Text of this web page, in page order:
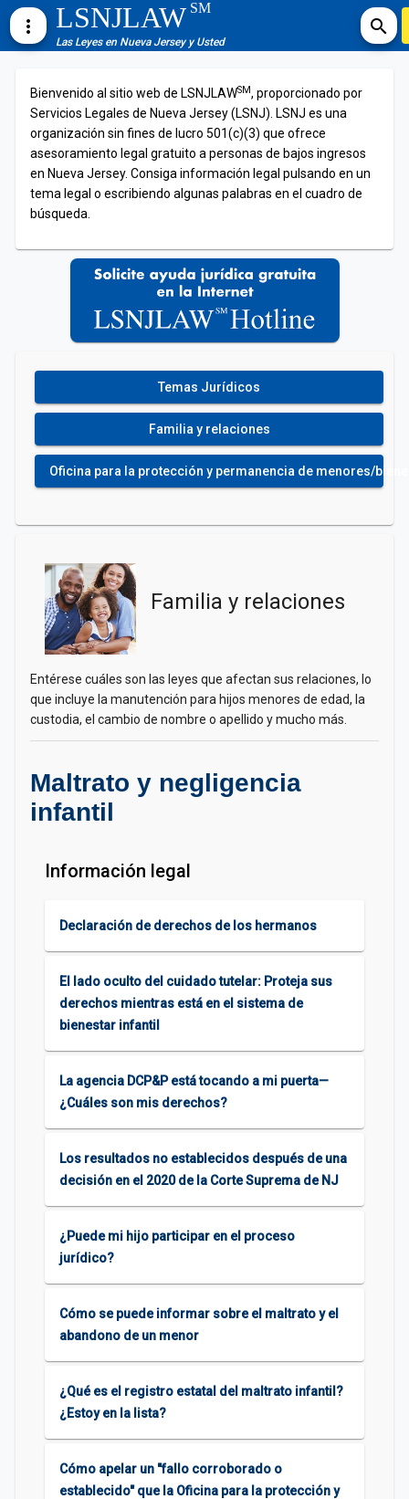
more_vert LSNJLAWSM
Las Leyes en Nueva Jersey y Usted
search
Bienvenido al sitio web de LSNJLAWSM, proporcionado por
Servicios Legales de Nueva Jersey (LSNJ). LSNJ es una
organización sin fines de lucro 501(c)(3) que ofrece
asesoramiento legal gratuito a personas de bajos ingresos
en Nueva Jersey. Consiga información legal pulsando en un
tema legal o escribiendo algunas palabras en el cuadro de
búsqueda.
Temas Jurídicos
Familia y relaciones
Oficina para la protección y permanencia de menores/
Familia y relaciones
Entérese cuáles son las leyes que afectan sus relaciones, lo
que incluye la manutención para hijos menores de edad, la
custodia, el cambio de nombre o apellido y mucho más.
Maltrato y negligencia
infantil
Información legal
Declaración de derechos de los hermanos
El lado oculto del cuidado tutelar: Proteja sus
derechos mientras está en el sistema de
bienestar infantil
La agencia DCP&P está tocando a mi puerta—
¿Cuáles son mis derechos?
Los resultados no establecidos después de una
decisión en el 2020 de la Corte Suprema de NJ
¿Puede mi hijo participar en el proceso
jurídico?
Cómo se puede informar sobre el maltrato y el
abandono de un menor
¿Qué es el registro estatal del maltrato infantil?
¿Estoy en la lista?
Cómo apelar un "fallo corroborado o
establecido" que la Oficina para la protección y